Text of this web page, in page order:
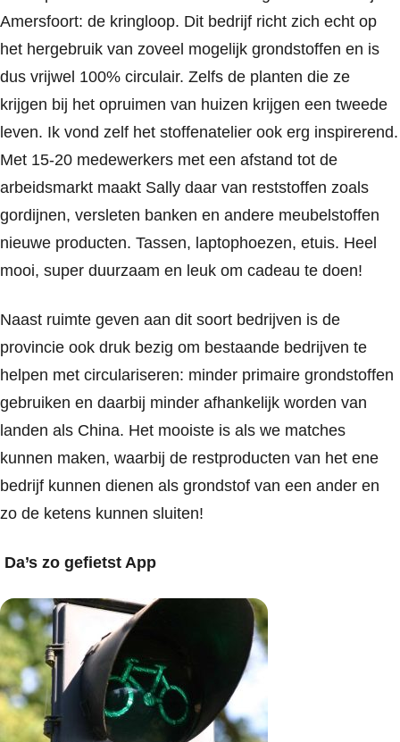
Amersfoort: de kringloop. Dit bedrijf richt zich echt op
het hergebruik van zoveel mogelijk grondstoffen en is
dus vrijwel 100% circulair. Zelfs de planten die ze
krijgen bij het opruimen van huizen krijgen een tweede
leven. Ik vond zelf het stoffenatelier ook erg inspirerend.
Met 15-20 medewerkers met een afstand tot de
arbeidsmarkt maakt Sally daar van reststoffen zoals
gordijnen, versleten banken en andere meubelstoffen
nieuwe producten. Tassen, laptophoezen, etuis. Heel
mooi, super duurzaam en leuk om cadeau te doen!
Naast ruimte geven aan dit soort bedrijven is de
provincie ook druk bezig om bestaande bedrijven te
helpen met circulariseren: minder primaire grondstoffen
gebruiken en daarbij minder afhankelijk worden van
landen als China. Het mooiste is als we matches
kunnen maken, waarbij de restproducten van het ene
bedrijf kunnen dienen als grondstof van een ander en
zo de ketens kunnen sluiten!
Da’s zo gefietst App